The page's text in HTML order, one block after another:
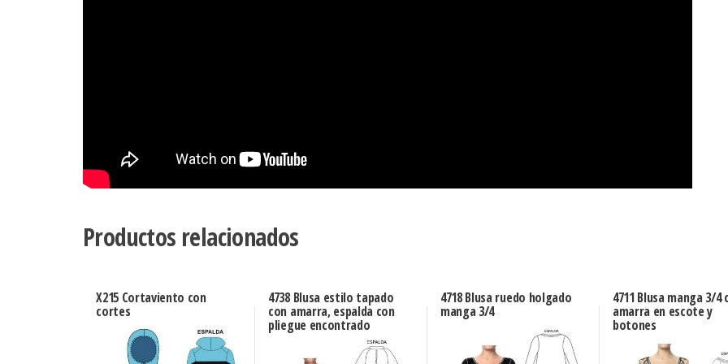
Productos relacionados
X215 Cortaviento con
cortes
4738 Blusa estilo tapado
con amarra, espalda con
pliegue encontrado
4718 Blusa ruedo holgado
manga 3/4
4711 Blusa manga 3/4
amarra en escote y
botones